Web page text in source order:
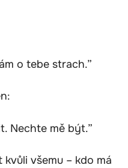
o tebe strach.”
Nechte mě být.”
všemu – kdo má